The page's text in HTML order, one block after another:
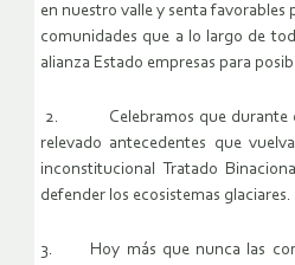
en nuestro valle y senta favorables
comunidades que a lo largo de
alianza Estado empresas para
2. Celebramos que durante
relevado antecedentes que
inconstitucional Tratado
defender los ecosistemas glaciares.
3. Hoy más que nunca las